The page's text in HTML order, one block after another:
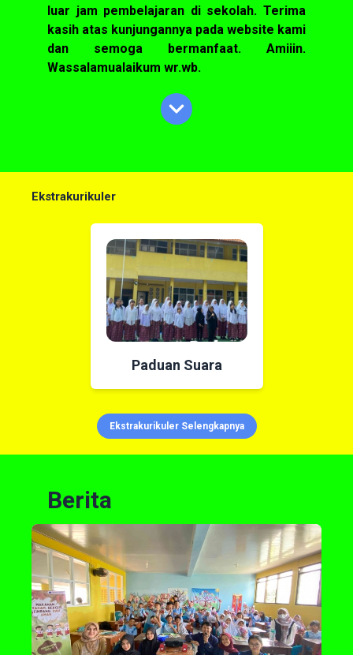
luar jam pembelajaran di sekolah. Terima
kasih atas kunjungannya pada website kami
dan semoga bermanfaat. Amiiin.
Wassalamualaikum wr.wb.
Ekstrakurikuler
Paduan Suara
Ekstrakurikuler Selengkapnya
Berita